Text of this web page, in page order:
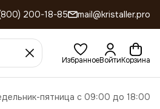
200-18-85 mail@kristaller.pro
ИзбранноеВойтиКорзина
пятница с 09:00 до 18:00